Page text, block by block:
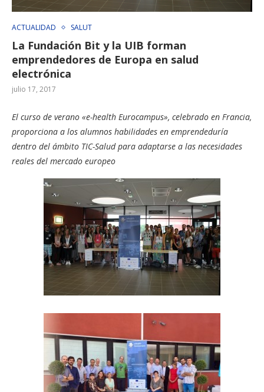
ACTUALIDAD SALUT
La Fundación Bit y la UIB forman
emprendedores de Europa en salud
electrónica
julio 17, 2017
El curso de verano «e-health Eurocampus», celebrado en Francia,
proporciona a los alumnos habilidades en emprendeduría
dentro del ámbito TIC-Salud para adaptarse a las necesidades
reales del mercado europeo